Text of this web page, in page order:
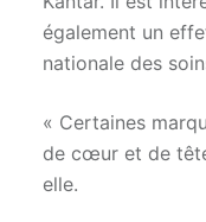
également un
nationale des
« Certaines
de cœur et de
elle.